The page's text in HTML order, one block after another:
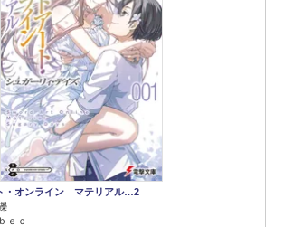
・オンライン マテリアル…2
ｅｃ